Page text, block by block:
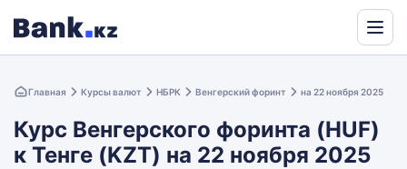
Translate
Главная Курсы валют НБРК Венгерский форинт на 22 ноября 2025
Курс Венгерского форинта (HUF)
к Тенге (KZT) на 22 ноября 2025